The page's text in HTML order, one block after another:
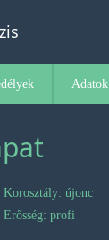
Adatok
Korosztály: újonc
Erősség: profi